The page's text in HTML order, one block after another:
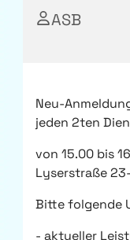
ASB
Neu-
jeden 2ten
von 15.00 bis
Lyserstraße
Bitte folgende
- aktueller